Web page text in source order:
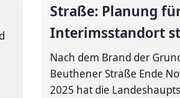
Straße: Planung
Interimsstandort
Nach dem Brand der
Beuthener Straße Ende
2025 hat die